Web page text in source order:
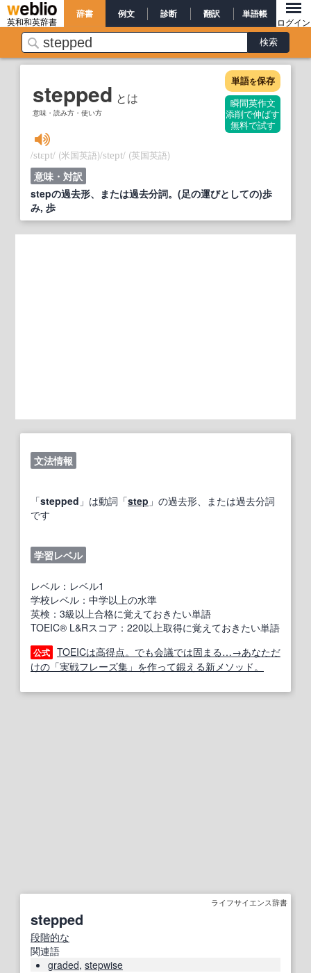
英和和英辞書
辞書 例文 診断 翻訳 単語帳
ログイン
stepped とは
意味・読み方・使い方
単語を保存
瞬間英作文
添削で伸ばす
無料で試す
/stɛpt/ (米国英語)/stept/ (英国英語)
意味・対訳
stepの過去形、または過去分詞。(足の運びとしての)歩
み, 歩
文法情報
「stepped 」は動詞「step 」の過去形、または過去分詞
です
学習レベル
レベル：レベル1
学校レベル：中学以上の水準
英検：3級以上合格に覚えておきたい単語
TOEIC® L&Rスコア：220以上取得に覚えておきたい単語
公式 TOEICは高得点。でも会議では固まる…→あなただ
けの「実戦フレーズ集」を作って鍛える新メソッド。
ライフサイエンス辞書
stepped
段階的な
関連語
graded, stepwise